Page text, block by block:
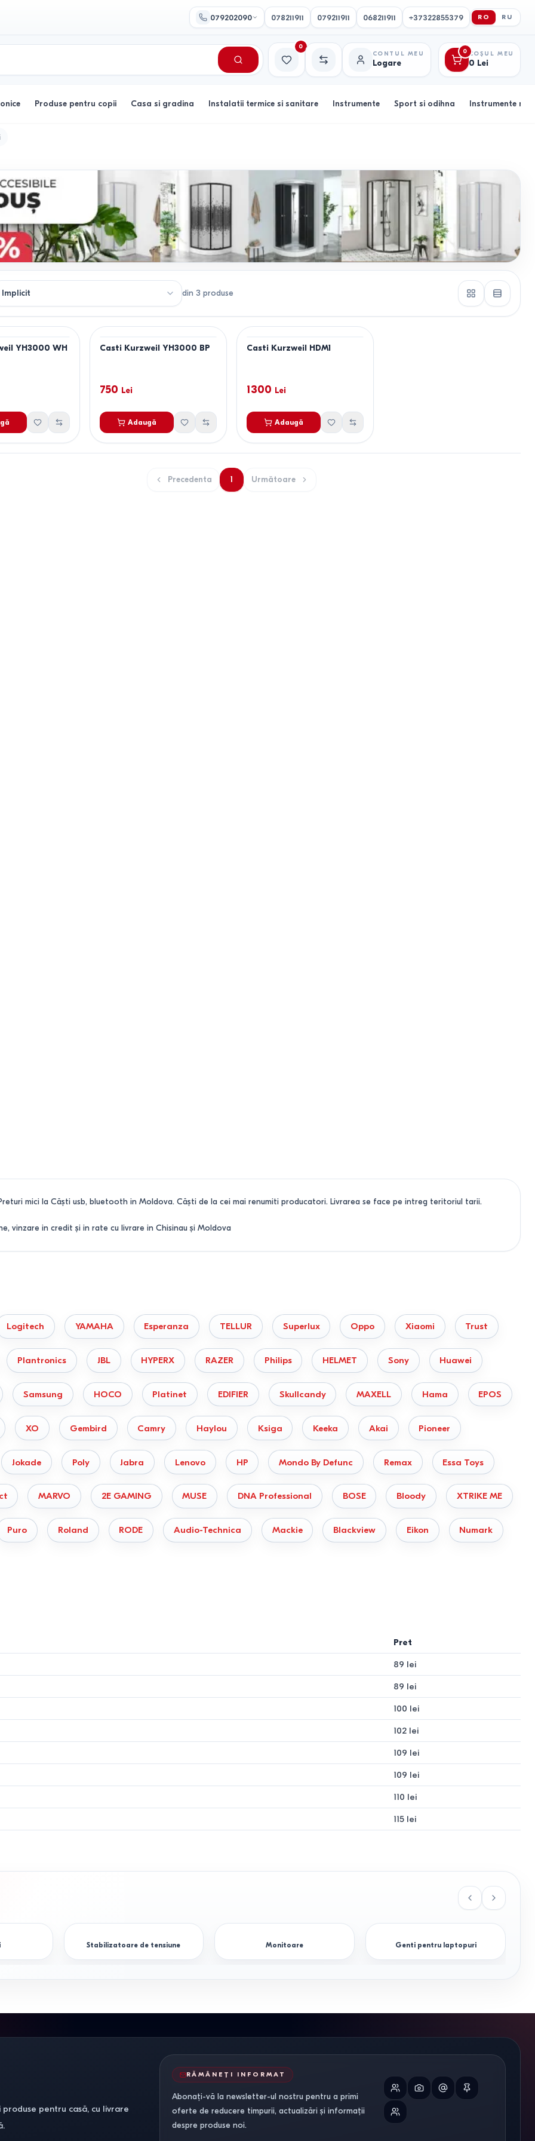
079202090 078211911 079211911 068211911 +37322855379 RO RU
Favorite
0
Comparație
CONTUL MEU
Logare
0 COȘUL MEU
0 Lei
Produse pentru copii Casa si gradina Instalatii termice si sanitare Instrumente Sport si odihna Instrumente
din 3 produse
YH3000 WH Casti Kurzweil YH3000 BP
750 Lei
Adaugă
Casti Kurzweil HDM1
1300 Lei
Adaugă
Precedenta 1 Următoare
mici la Căşti usb, bluetooth in Moldova. Căşti de la cei mai renumiti producatori. Livrarea se face pe intreg teritoriul tarii.
vinzare in credit și in rate cu livrare in Chisinau și Moldova
Logitech YAMAHA Esperanza TELLUR Superlux Oppo Xiaomi Trust
Plantronics JBL HYPERX RAZER Philips HELMET Sony Huawei
Samsung HOCO Platinet EDIFIER Skullcandy MAXELL Hama EPOS
XO Gembird Camry Haylou Ksiga Keeka Akai Pioneer
Jokade Poly Jabra Lenovo HP Mondo By Defunc Remax Essa Toys
MARVO 2E GAMING MUSE DNA Professional BOSE Bloody XTRIKE ME
Puro Roland RODE Audio-Technica Mackie Blackview Eikon Numark
Pret
89 lei
89 lei
100 lei
102 lei
109 lei
109 lei
110 lei
115 lei
Stabilizatoare de tensiune Monitoare Genti pentru laptopuri
pentru casă, cu livrare
RĂMÂNEȚI INFORMAT
Abonați-vă la newsletter-ul nostru pentru a primi
oferte de reducere timpurii, actualizări și informații
despre produse noi.